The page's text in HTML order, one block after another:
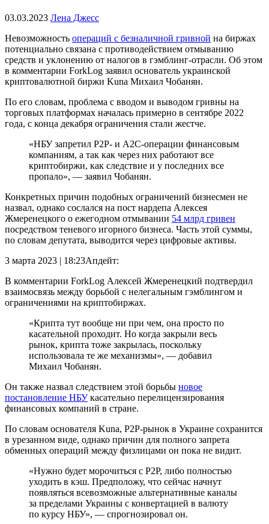
03.03.2023 Лена Джесс
Невозможность операций с безналичной гривной на биржах
потенциально связана с противодействием отмыванию
средств и уклонению от налогов в гэмблинг-отрасли. Об этом
в комментарии ForkLog заявил основатель украинской
криптовалютной биржи Kuna Михаил Чобанян.
По его словам, проблема с вводом и выводом гривны на
торговых платформах началась примерно в сентябре 2022
года, с конца декабря ограничения стали жестче.
«НБУзапретил P2P- и A2C-операции финансовым
компаниям, а так как через них работают все
криптобиржи, как следствие и у последних все
пропало», — заявил Чобанян.
Конкретных причин подобных ограничений бизнесмен не
назвал, однако сослался на пост нардепа Алексея
Жмеренецкого о ежегодном отмывании 54 млрд гривен
посредством теневого игорного бизнеса. Часть этой суммы,
по словам депутата, выводится через цифровые активы.
3 марта 2023 | 18:23Апдейт:
В комментарии ForkLog Алексей Жмеренецкий подтвердил
взаимосвязь между борьбой с нелегальным гэмблингом и
ограничениями на криптобиржах.
«Крипта тут вообще ни при чем, она просто по
касательной проходит. Но когда закрыли весь
рынок, крипта тоже закрылась, поскольку
использовала те же механизмы», — добавил
Михаил Чобанян.
Он также назвал следствием этой борьбы новое
постановление НБУкасательно перелицензирования
финансовых компаний в стране.
По словам основателя Kuna, P2P-рынок в Украине сохранится
в урезанном виде, однако причин для полного запрета
обменных операций между физлицами он пока не видит.
«Нужно будет морочиться с P2P, либо полностью
уходить в кэш. Предположу, что сейчас начнут
появляться всевозможные альтернативные каналы
за пределами Украины с конвертацией в валюту
по курсу НБУ», — спрогнозировал он.